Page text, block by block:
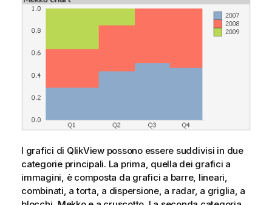
I grafici di QlikView possono essere suddivisi in due
categorie principali. La prima, quella dei grafici a
immagini, è composta da grafici a barre, lineari,
combinati, a torta, a dispersione, a radar, a griglia, a